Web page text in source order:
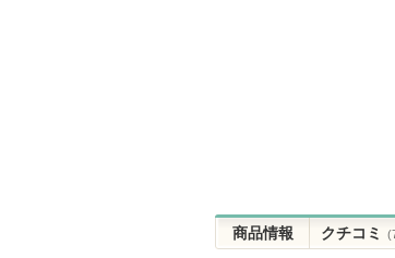
商品情報 クチコミ